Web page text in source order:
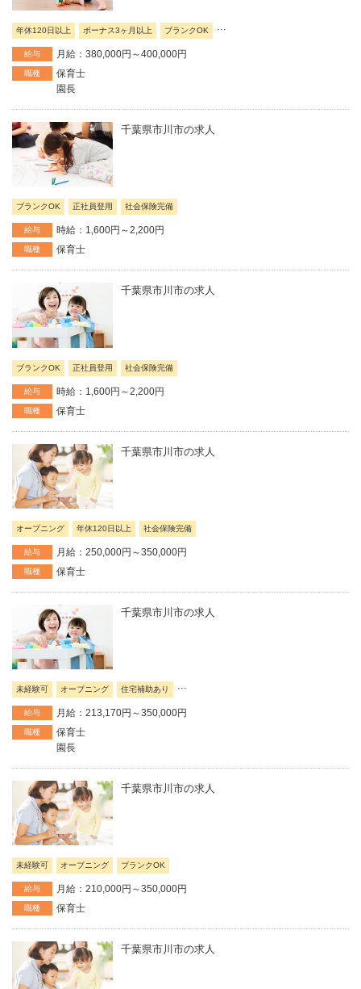
年休120日以上 ボーナス3ヶ月以上 ブランクOK ...
給与 月給：380,000円～400,000円
職種
保育士
園長
千葉県市川市の求人
ブランクOK 正社員登用 社会保険完備
給与 時給：1,600円～2,200円
職種 保育士
千葉県市川市の求人
ブランクOK 正社員登用 社会保険完備
給与 時給：1,600円～2,200円
職種 保育士
千葉県市川市の求人
オープニング 年休120日以上 社会保険完備
給与 月給：250,000円～350,000円
職種 保育士
千葉県市川市の求人
未経験可 オープニング 住宅補助あり ...
給与 月給：213,170円～350,000円
職種
保育士
園長
千葉県市川市の求人
未経験可 オープニング ブランクOK
給与 月給：210,000円～350,000円
職種 保育士
千葉県市川市の求人